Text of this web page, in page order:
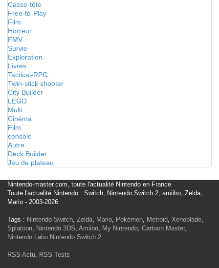
Casse-tête
Free-to-Play
Film
Horreur
FMV
Survie
Exploration
Livres
Tactical-RPG
Twin-stick shooter
City Builder
LEGO
Multi
Cinéma
Film
console
Autre
Deck Builder
Jeu de plateau
Nintendo-master.com, toute l'actualité Nintendo en France
Toute l'actualité Nintendo : Switch, Nintendo Switch 2, amiibo, Zelda,
Mario - 2003-2026
Tags : Nintendo Switch, Zelda, Mario, Pokémon, Metroid, Xenoblade,
Splatoon, Nintendo 3DS, Amiibo, My Nintendo, Cartoon Master,
Nintendo Labo Nintendo Switch 2
RSS Actu, RSS Tests